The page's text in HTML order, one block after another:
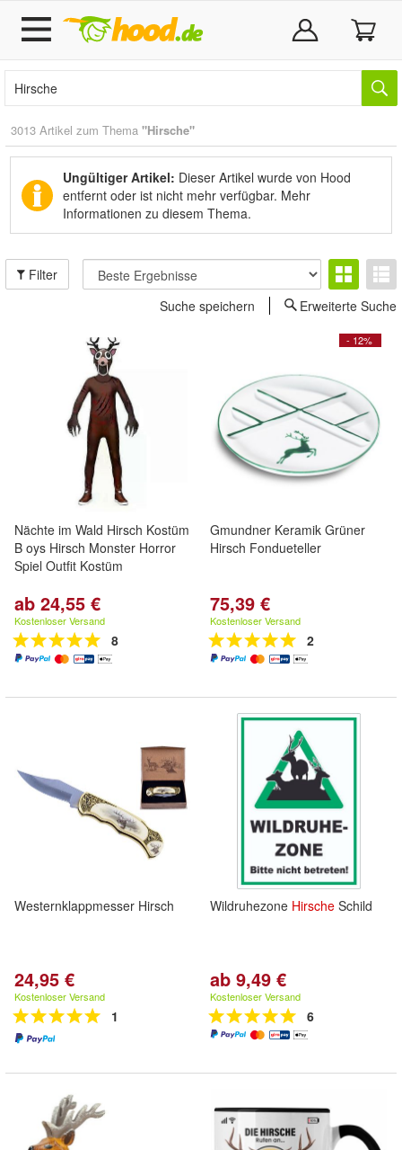
3013 Artikel zum Thema "Hirsche"
Ungültiger Artikel: Dieser Artikel wurde von Hood
entfernt oder ist nicht mehr verfügbar. Mehr
Informationen zu diesem Thema.
Filter
Suche speichern
Erweiterte Suche
Nächte im Wald Hirsch Kostüm
B oys Hirsch Monster Horror
Spiel Outfit Kostüm
ab 24,55 €
Kostenloser Versand
8
- 12%
Gmundner Keramik Grüner
Hirsch Fondueteller
75,39 €
Kostenloser Versand
2
Westernklappmesser Hirsch
24,95 €
Kostenloser Versand
1
Wildruhezone Hirsche Schild
ab 9,49 €
Kostenloser Versand
6